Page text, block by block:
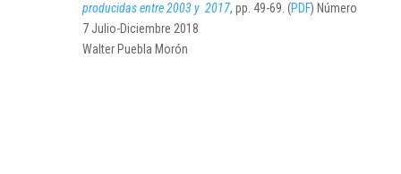
producidas entre 2003 y 2017, pp. 49-69. (PDF) Número
7 Julio-Diciembre 2018
Walter Puebla Morón